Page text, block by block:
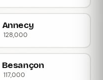
Annecy
128,000
Besançon
117,000